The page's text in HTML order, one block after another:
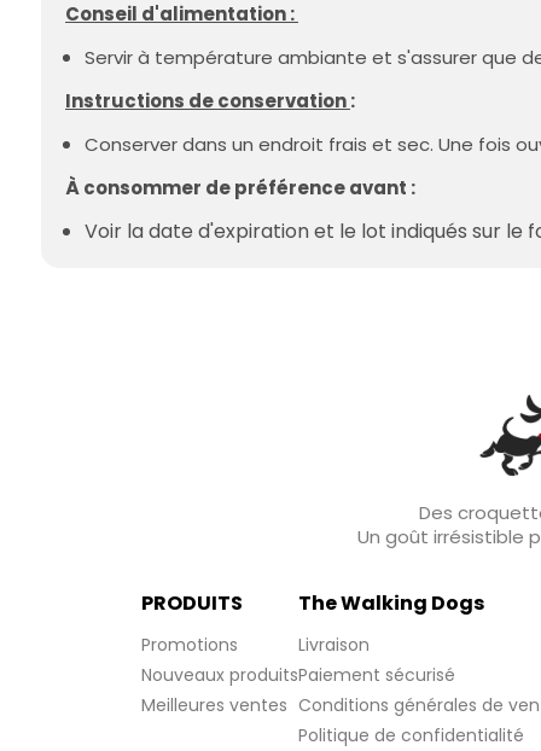
Conseil d'alimentation :
Servir à température ambiante et s'assurer que
Instructions de conservation:
Conserver dans un endroit frais et sec. Une fois
À consommer de préférence avant :
Voir la date d'expiration et le lot indiqués sur le
Des
Un goût irrésistible
PRODUITS
Promotions
Nouveaux produits
Meilleures ventes
The Walking Dogs
Livraison
Paiement sécurisé
Conditions générales de
Politique de confidentialité